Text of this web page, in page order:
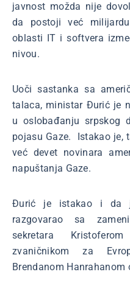
javnost možda nije
da postoji već
oblasti IT i softvera
nivou.
Uoči sastanka sa
talaca, ministar Đurić je
u oslobađanju srpskog
pojasu Gaze. Istakao je,
već devet novinara
napuštanja Gaze.
Đurić je istakao i da
razgovarao sa
sekretara
zvaničnikom za
Brendanom Hanrahanom